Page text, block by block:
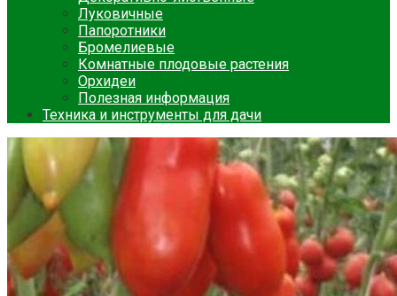
Луковичные
Папоротники
Бромелиевые
Комнатные плодовые растения
Орхидеи
Полезная информация
Техника и инструменты для дачи